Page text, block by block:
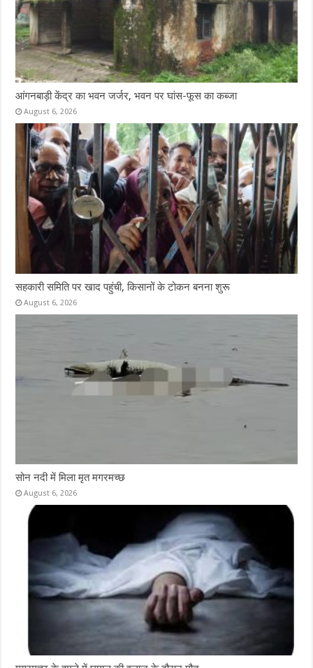
आंगनबाड़ी केंद्र का भवन जर्जर, भवन पर घांस-फूस का कब्जा
August 6, 2026
सहकारी समिति पर खाद पहुंची, किसानों के टोकन बनना शुरू
August 6, 2026
सोन नदी में मिला मृत मगरमच्छ
August 6, 2026